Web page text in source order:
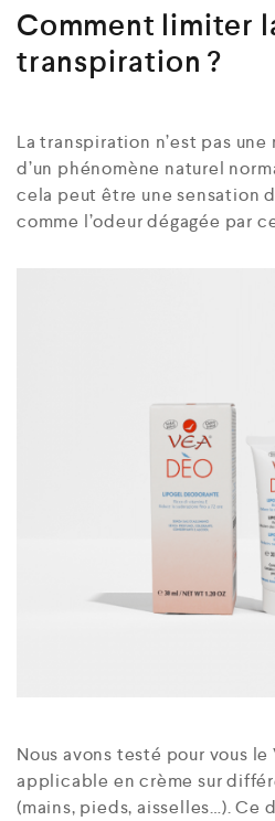
Comment limiter
transpiration ?
La transpiration n’est pas une
d’un phénomène naturel
cela peut être une sensation
comme l’odeur dégagée par
Nous avons testé pour vous
applicable en crème sur
(mains, pieds, aisselles…). Ce